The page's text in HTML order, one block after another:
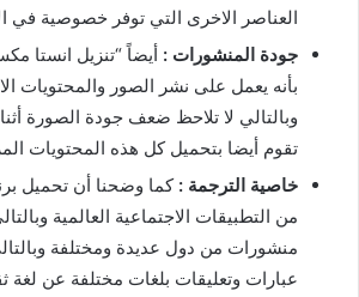
العناصر الاخرى التي توفر خصوصية في
جودة المنشورات : أيضاً “تنزيل انستا
بأنه يعمل على نشر الصور والمحتويات
وبالتالي لا تلاحظ ضعف جودة الصورة
تقوم أيضا بتحميل كل هذه المحتويات
خاصية الترجمة : كما وضحنا أن تحميل
من التطبيقات الاجتماعية العالمية
منشورات من دول عديدة ومختلفة
عبارات وتعليقات بلغات مختلفة عن لغة